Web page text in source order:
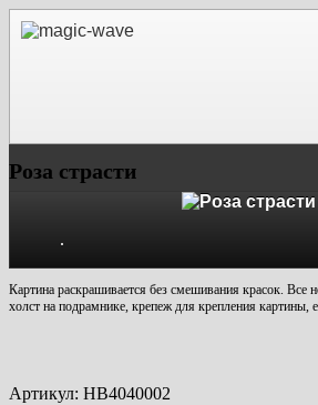
Роза страсти
Картина раскрашивается без смешивания красок. Все
холст на подрамнике, крепеж для крепления картины,
Артикул: HB4040002